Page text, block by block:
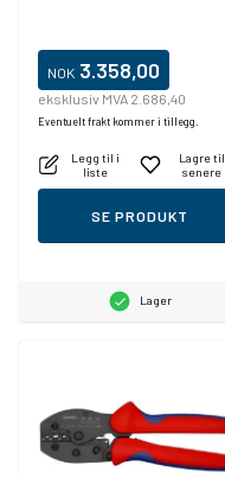
NOK 3.358,00
eksklusiv MVA 2.686,40
Eventuelt frakt kommer i tillegg.
Legg til i
liste
Lagre til
senere
SE PRODUKT
Lager